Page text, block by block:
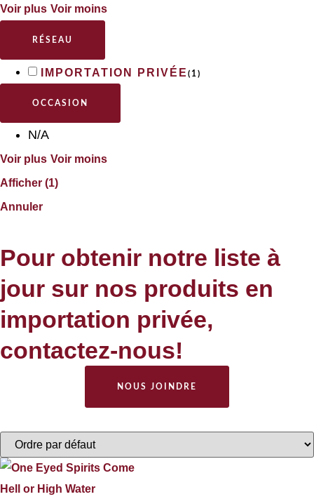
Voir plus Voir moins
RÉSEAU
IMPORTATION PRIVÉE ( 1 )
OCCASION
N/A
Voir plus Voir moins
Afficher (1)
Annuler
Pour obtenir notre liste à
jour sur nos produits en
importation privée,
contactez-nous!
NOUS JOINDRE